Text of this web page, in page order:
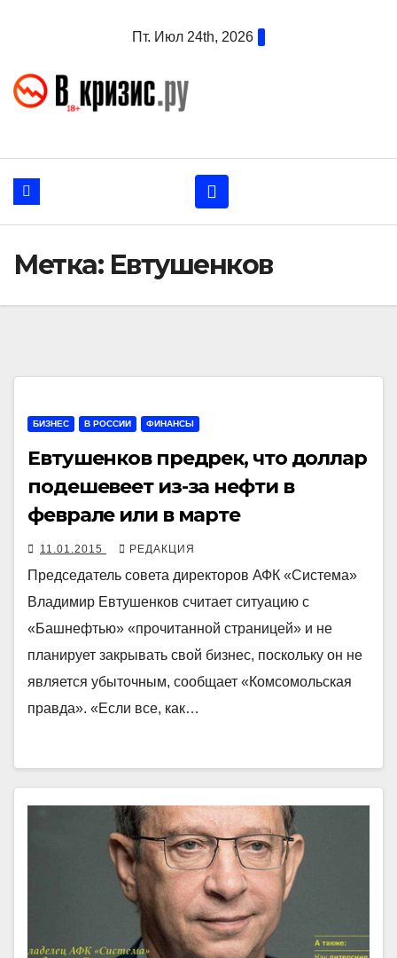
Пт. Июл 24th, 2026
Метка: Евтушенков
БИЗНЕС В РОССИИ ФИНАНСЫ
Евтушенков предрек, что доллар
подешевеет из-за нефти в
феврале или в марте
11.01.2015 РЕДАКЦИЯ
Председатель совета директоров АФК «Система»
Владимир Евтушенков считает ситуацию с
«Башнефтью» «прочитанной страницей» и не
планирует закрывать свой бизнес, поскольку он не
является убыточным, сообщает «Комсомольская
правда». «Если все, как…